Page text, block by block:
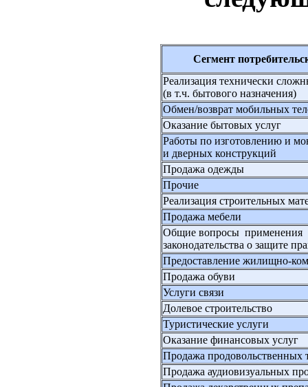
Сегмент
Реализация технически
(в т.ч. бытового назначения)
Обмен/возврат мобильных
Оказание бытовых услуг
Работы по изготовлению и
и дверных конструкций
Продажа одежды
Прочие
Реализация строительных
Продажа мебели
Общие вопросы применения
законодательства о защите
Предоставление жилищно-
Продажа обуви
Услуги связи
Долевое строительство
Туристические услуги
Оказание финансовых услуг
Продажа продовольственных
Продажа аудиовизуальных